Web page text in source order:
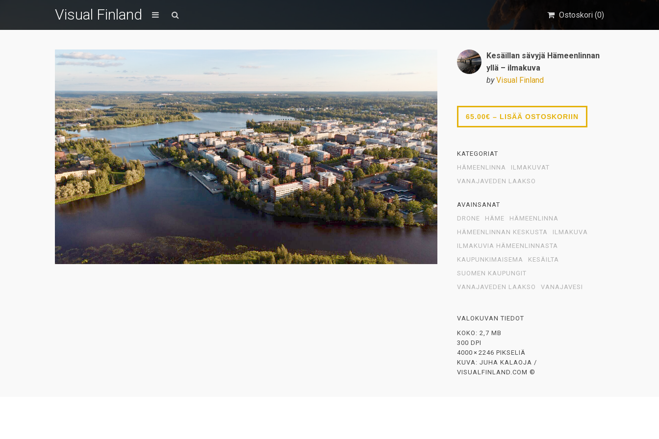
Visual Finland Ostoskori (0)
Kesäillan sävyjä Hämeenlinnan
yllä – ilmakuva
by Visual Finland
65.00€ – LISÄÄ OSTOSKORIIN
KATEGORIAT
HÄMEENLINNA
ILMAKUVAT
VANAJAVEDEN LAAKSO
AVAINSANAT
DRONE
HÄME
HÄMEENLINNA
HÄMEENLINNAN KESKUSTA
ILMAKUVA
ILMAKUVIA HÄMEENLINNASTA
KAUPUNKIMAISEMA
KESÄILTA
SUOMEN KAUPUNGIT
VANAJAVEDEN LAAKSO
VANAJAVESI
VALOKUVAN TIEDOT
KOKO: 2,7 MB
300 DPI
4000 × 2246 PIKSELIÄ
KUVA: JUHA KALAOJA /
VISUALFINLAND.COM ©